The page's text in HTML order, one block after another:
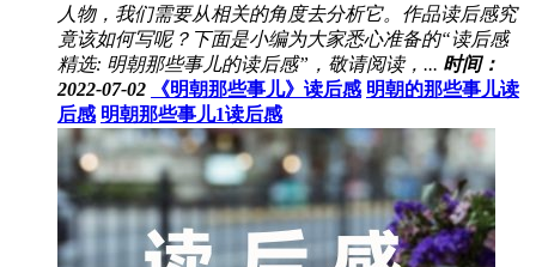
人物，我们需要从相关的角度去分析它。作品读后感究
竟该如何写呢？下面是小编为大家悉心准备的“读后感
精选: 明朝那些事儿的读后感”，敬请阅读，... 时间：
2022-07-02
《明朝那些事儿》读后感 明朝的那些事儿读
后感 明朝那些事儿1读后感